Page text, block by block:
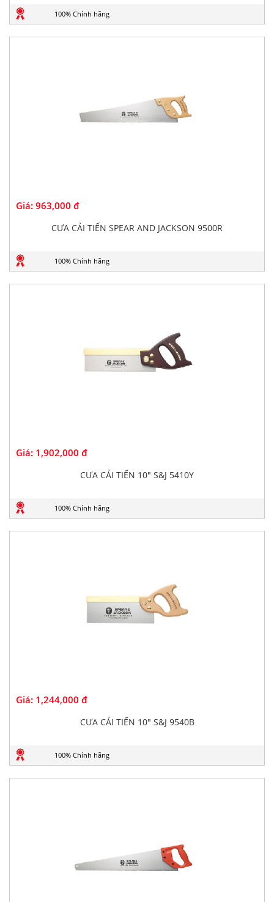
100% Chính hãng
Giá: 963,000 đ
CƯA CẢI TIẾN SPEAR AND JACKSON 9500R
100% Chính hãng
Giá: 1,902,000 đ
CƯA CẢI TIẾN 10" S&J 5410Y
100% Chính hãng
Giá: 1,244,000 đ
CƯA CẢI TIẾN 10" S&J 9540B
100% Chính hãng